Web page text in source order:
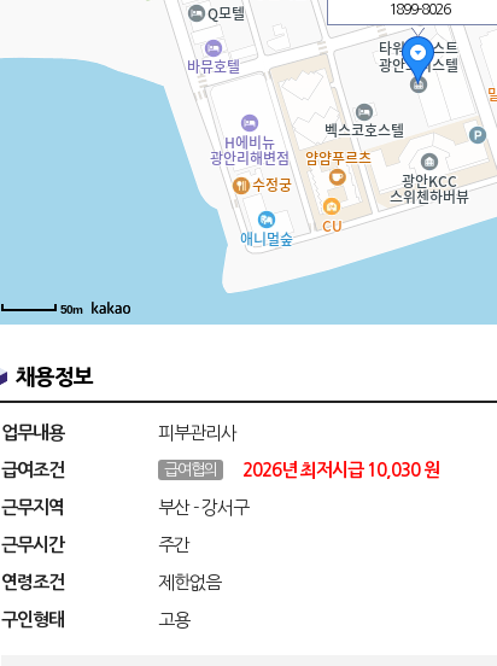
1899-8026
50m
채용정보
업무내용 피부관리사
급여조건 급여협의 2026년 최저시급 10,030 원
근무지역 부산 - 강서구
근무시간 주간
연령조건 제한없음
구인형태 고용